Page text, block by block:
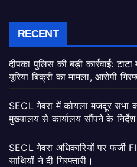
RECENT
दीपका पुलिस की बड़ी कार्रवाई:
यूरिया बिक्री का मामला, आरोपी
SECL गेवरा में कोयला मजदूर सभा
मुख्यालय से कार्यालय सौंपने के
SECL गेवरा अधिकारियों पर फर्जी
साथियों ने दी गिरफ्तारी।